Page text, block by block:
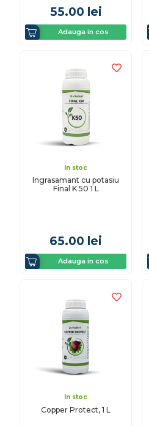
55.00 lei
Adauga in cos
In stoc
Ingrasamant cu potasiu
Final K 50 1 L
65.00 lei
Adauga in cos
In stoc
Copper Protect, 1 L